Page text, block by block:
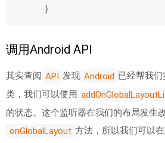
    }
调用Android API
其实查阅 API 发现 Android 已经帮我
类，我们可以使用
的状态。这个监听器在我们的布局发生
onGlobalLayout 方法，所以我们可以